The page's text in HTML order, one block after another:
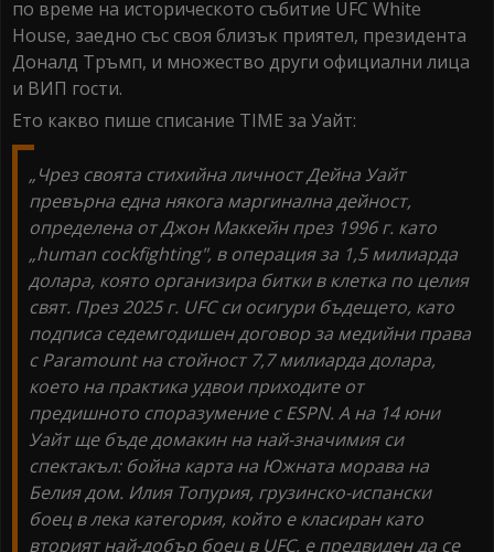
по време на историческото събитие UFC White
House, заедно със своя близък приятел, президента
Доналд Тръмп, и множество други официални лица
и ВИП гости.
Ето какво пише списание TIME за Уайт:
„Чрез своята стихийна личност Дейна Уайт
превърна една някога маргинална дейност,
определена от Джон Маккейн през 1996 г. като
„human cockfighting", в операция за 1,5 милиарда
долара, която организира битки в клетка по целия
свят. През 2025 г. UFC си осигури бъдещето, като
подписа седемгодишен договор за медийни права
с Paramount на стойност 7,7 милиарда долара,
което на практика удвои приходите от
предишното споразумение с ESPN. А на 14 юни
Уайт ще бъде домакин на най-значимия си
спектакъл: бойна карта на Южната морава на
Белия дом. Илия Топурия, грузинско-испански
боец в лека категория, който е класиран като
вторият най-добър боец в UFC, е предвиден да се